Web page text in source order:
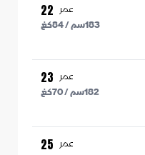
عمر 22
183سم /84كغ
عمر 23
182سم /70كغ
عمر 25